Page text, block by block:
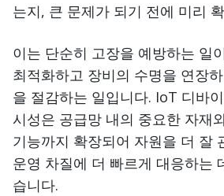
는지, 큰 문제가 되기 전에 미리
이는 단순히 고장을 예방하는 일
최적화하고 장비의 수명을 연장
을 절감하는 일입니다. IoT 디바
시성은 공급망 내의 중요한 자재
기능까지 확장되어 자원을 더 잘
운영 차질에 더 빠르게 대응하는
습니다.